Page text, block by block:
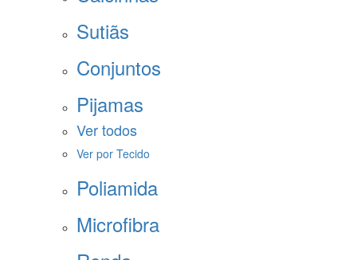
Sutiãs
Conjuntos
Pijamas
Ver todos
Ver por Tecido
Poliamida
Microfibra